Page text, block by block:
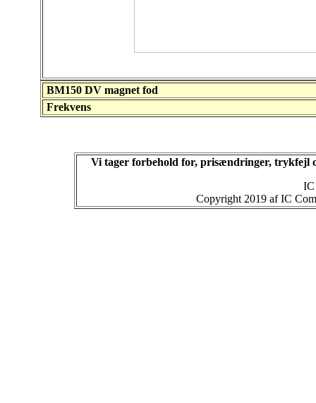
BM150 DV magnet fod
Frekvens
Vi tager forbehold for, prisændringer, trykfejl
IC
Copyright 2019 af IC